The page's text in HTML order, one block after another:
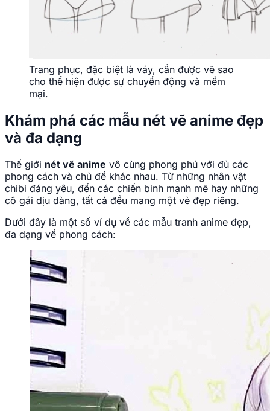
Trang phục, đặc biệt là váy, cần được vẽ sao
cho thể hiện được sự chuyển động và mềm
mại.
Khám phá các mẫu nét vẽ anime đẹp
và đa dạng
Thế giới nét vẽ anime vô cùng phong phú với đủ các
phong cách và chủ đề khác nhau. Từ những nhân vật
chibi đáng yêu, đến các chiến binh mạnh mẽ hay những
cô gái dịu dàng, tất cả đều mang một vẻ đẹp riêng.
Dưới đây là một số ví dụ về các mẫu tranh anime đẹp,
đa dạng về phong cách: